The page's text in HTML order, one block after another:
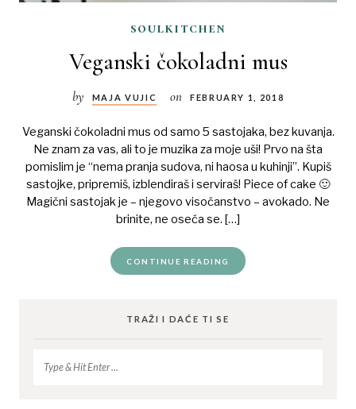
soulkitchen
Veganski čokoladni mus
by MAJA VUJIC on FEBRUARY 1, 2018
Veganski čokoladni mus od samo 5 sastojaka, bez kuvanja.
Ne znam za vas, ali to je muzika za moje uši! Prvo na šta
pomislim je “nema pranja sudova, ni haosa u kuhinji”. Kupiš
sastojke, pripremiš, izblendiraš i serviraš! Piece of cake 🙂
Magični sastojak je – njegovo visočanstvo – avokado. Ne
brinite, ne oseća se. […]
CONTINUE READING
TRAŽI I DAĆE TI SE